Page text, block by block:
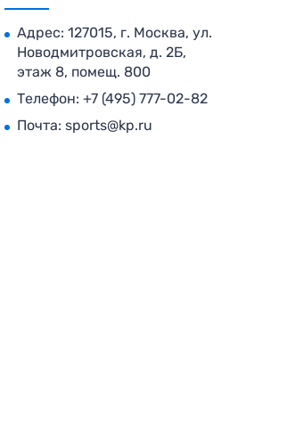
Адрес: 127015, г. Москва, ул.
Новодмитровская, д. 2Б,
этаж 8, помещ. 800
Телефон: +7 (495) 777-02-82
Почта: sports@kp.ru